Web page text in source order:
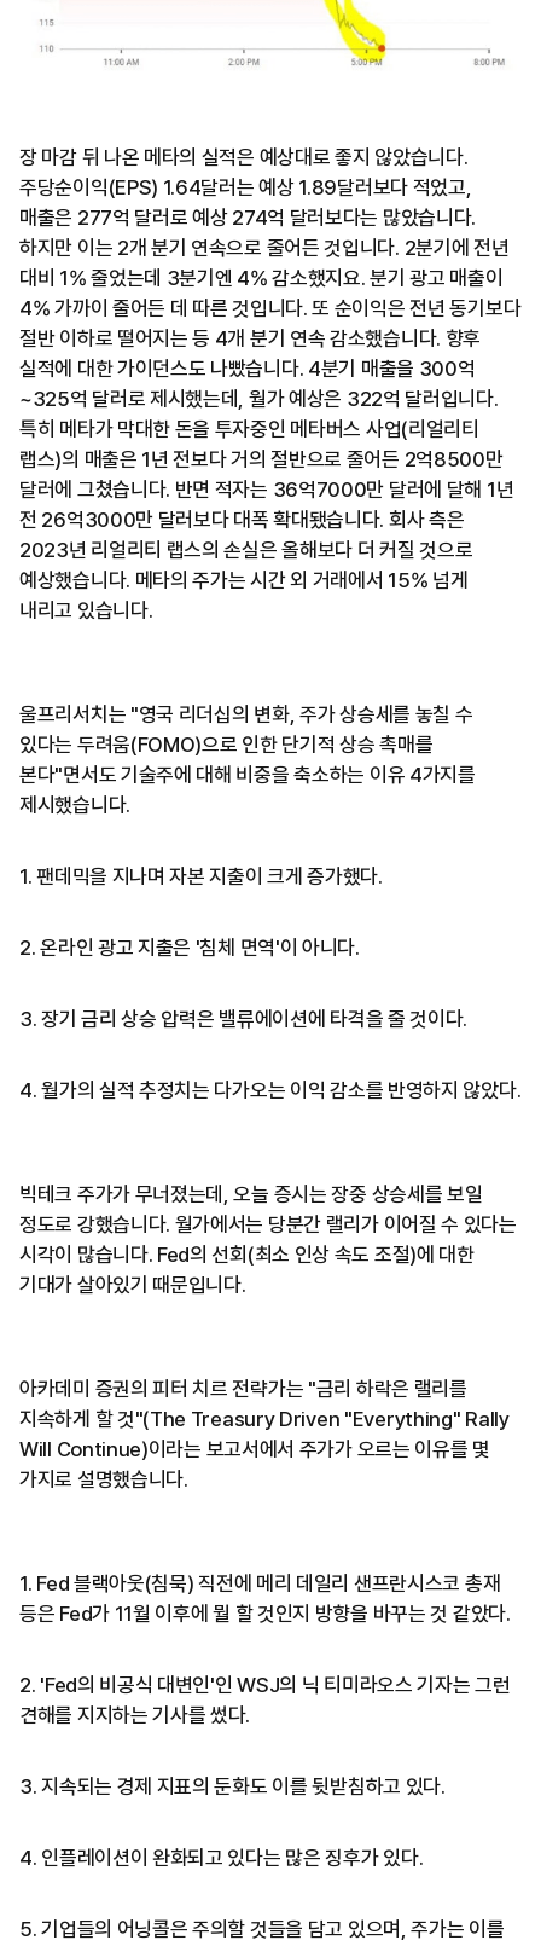
장 마감 뒤 나온 메타의 실적은 예상대로 좋지 않았습니다.
주당순이익(EPS) 1.64달러는 예상 1.89달러보다 적었고,
매출은 277억 달러로 예상 274억 달러보다는 많았습니다.
하지만 이는 2개 분기 연속으로 줄어든 것입니다. 2분기에 전년
대비 1% 줄었는데 3분기엔 4% 감소했지요. 분기 광고 매출이
4% 가까이 줄어든 데 따른 것입니다. 또 순이익은 전년 동기보다
절반 이하로 떨어지는 등 4개 분기 연속 감소했습니다. 향후
실적에 대한 가이던스도 나빴습니다. 4분기 매출을 300억
~325억 달러로 제시했는데, 월가 예상은 322억 달러입니다.
특히 메타가 막대한 돈을 투자중인 메타버스 사업(리얼리티
랩스)의 매출은 1년 전보다 거의 절반으로 줄어든 2억8500만
달러에 그쳤습니다. 반면 적자는 36억7000만 달러에 달해 1년
전 26억3000만 달러보다 대폭 확대됐습니다. 회사 측은
2023년 리얼리티 랩스의 손실은 올해보다 더 커질 것으로
예상했습니다. 메타의 주가는 시간 외 거래에서 15% 넘게
내리고 있습니다.
울프리서치는 "영국 리더십의 변화, 주가 상승세를 놓칠 수
있다는 두려움(FOMO)으로 인한 단기적 상승 촉매를
본다"면서도 기술주에 대해 비중을 축소하는 이유 4가지를
제시했습니다.
1. 팬데믹을 지나며 자본 지출이 크게 증가했다.
2. 온라인 광고 지출은 '침체 면역'이 아니다.
3. 장기 금리 상승 압력은 밸류에이션에 타격을 줄 것이다.
4. 월가의 실적 추정치는 다가오는 이익 감소를 반영하지 않았다.
빅테크 주가가 무너졌는데, 오늘 증시는 장중 상승세를 보일
정도로 강했습니다. 월가에서는 당분간 랠리가 이어질 수 있다는
시각이 많습니다. Fed의 선회(최소 인상 속도 조절)에 대한
기대가 살아있기 때문입니다.
아카데미 증권의 피터 치르 전략가는 "금리 하락은 랠리를
지속하게 할 것"(The Treasury Driven "Everything" Rally
Will Continue)이라는 보고서에서 주가가 오르는 이유를 몇
가지로 설명했습니다.
1. Fed 블랙아웃(침묵) 직전에 메리 데일리 샌프란시스코 총재
등은 Fed가 11월 이후에 뭘 할 것인지 방향을 바꾸는 것 같았다.
2. 'Fed의 비공식 대변인'인 WSJ의 닉 티미라오스 기자는 그런
견해를 지지하는 기사를 썼다.
3. 지속되는 경제 지표의 둔화도 이를 뒷받침하고 있다.
4. 인플레이션이 완화되고 있다는 많은 징후가 있다.
5. 기업들의 어닝콜은 주의할 것들을 담고 있으며, 주가는 이를